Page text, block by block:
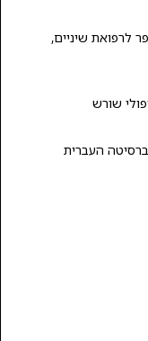
לרפואת שיניים,
שורש
העברית